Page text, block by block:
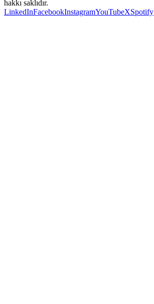
hakkı saklıdır.
LinkedInFacebookInstagramYouTubeXSpotify